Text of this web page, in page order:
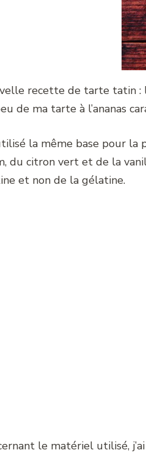
recette de tarte tatin :
de ma tarte à l’ananas
la même base pour la
du citron vert et de la
et non de la gélatine.
le matériel utilisé,